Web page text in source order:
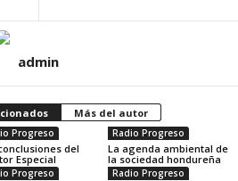
admin
Más del autor
Progreso
del
Especial
Radio Progreso
La agenda ambiental de
la sociedad hondureña
Progreso Radio Progreso